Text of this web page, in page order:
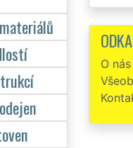
po mé
O nás